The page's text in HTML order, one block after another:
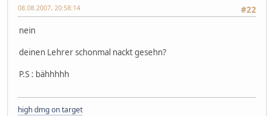
#22
08.08.2007, 20:58:14
nein
deinen Lehrer schonmal nackt gesehn?
P.S : bähhhhh
high dmg on target